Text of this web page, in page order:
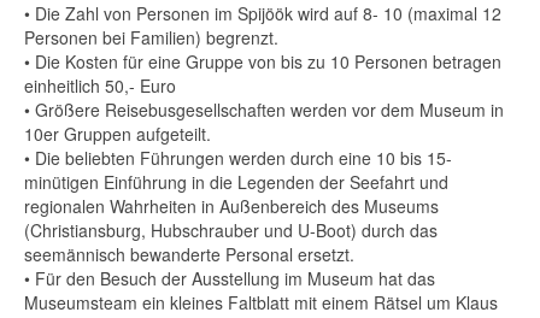
• Die Zahl von Personen im Spijöök wird auf 8- 10 (maximal 12
Personen bei Familien) begrenzt.
• Die Kosten für eine Gruppe von bis zu 10 Personen betragen
einheitlich 50,- Euro
• Größere Reisebusgesellschaften werden vor dem Museum in
10er Gruppen aufgeteilt.
• Die beliebten Führungen werden durch eine 10 bis 15-
minütigen Einführung in die Legenden der Seefahrt und
regionalen Wahrheiten in Außenbereich des Museums
(Christiansburg, Hubschrauber und U-Boot) durch das
seemännisch bewanderte Personal ersetzt.
• Für den Besuch der Ausstellung im Museum hat das
Museumsteam ein kleines Faltblatt mit einem Rätsel um Klaus